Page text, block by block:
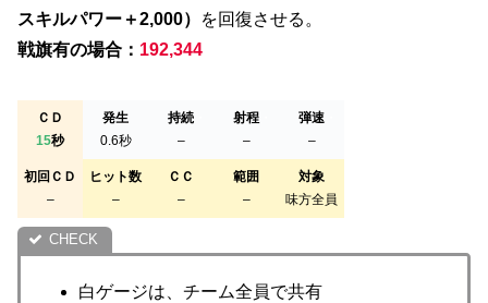
スキルパワー＋2,000）
を回復させる。
戦旗有の場合： 192,344
ＣＤ
15秒
発生
0.6秒
持続
–
射程
–
弾速
–
初回ＣＤ
–
ヒット数
–
ＣＣ
–
範囲
–
対象
味方全員
白ゲージは、チーム全員で共有